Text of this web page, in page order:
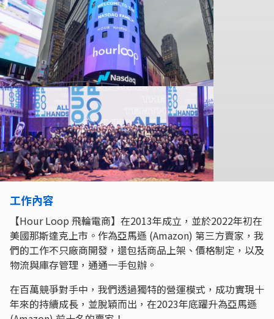
工作內容
【Hour Loop 飛輪電商】在2013年成立，並於2022年初在
美國那斯達克上市。作為亞馬遜 (Amazon) 第三方賣家，我
們的工作不只廠商開發，還包括商品上架、價格制定，以及
物流與庫存管理，通通一手包辦。
在百萬競爭對手中，我們透過獨特的營運模式，成功實現十
年來的持續成長，並脫穎而出，在2023年底躍升為亞馬遜